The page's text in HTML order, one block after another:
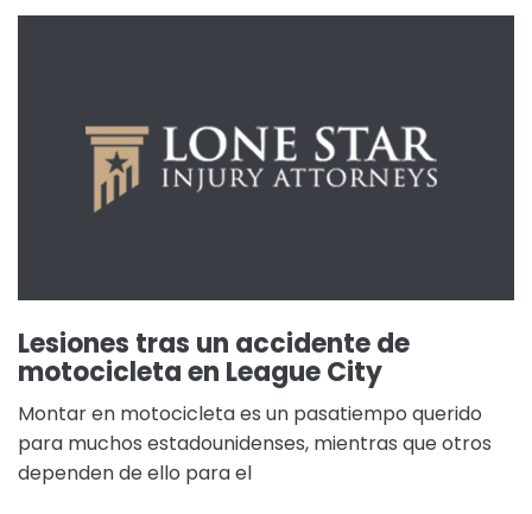
Lesiones tras un accidente de
motocicleta en League City
Montar en motocicleta es un pasatiempo querido
para muchos estadounidenses, mientras que otros
dependen de ello para el